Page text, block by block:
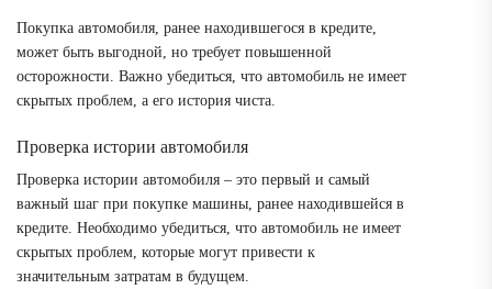
Покупка автомобиля, ранее находившегося в кредите,
может быть выгодной, но требует повышенной
осторожности. Важно убедиться, что автомобиль не имеет
скрытых проблем, а его история чиста.
Проверка истории автомобиля
Проверка истории автомобиля – это первый и самый
важный шаг при покупке машины, ранее находившейся в
кредите. Необходимо убедиться, что автомобиль не имеет
скрытых проблем, которые могут привести к
значительным затратам в будущем.